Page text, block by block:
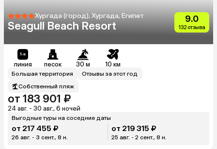
Хургада (город), Хургада, Египет
Seagull Beach Resort
9.0
132 отзыва
линия песок 30 м 10 км
Большая территория
Отзывы за этот год
Собственный пляж
от 183 901 ₽
24 авг. - 30 авг., 6 ночей
Выгодные туры на соседние даты
от 217 455 ₽
26 авг. - 3 сент., 8 н.
от 219 315 ₽
25 авг. - 2 сент., 8 н.